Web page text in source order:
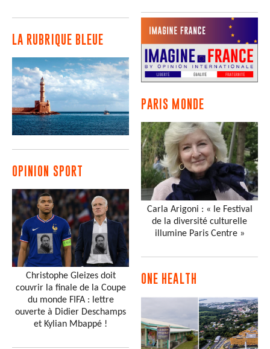
LA RUBRIQUE BLEUE
OPINION SPORT
Christophe Gleizes doit
couvrir la finale de la Coupe
du monde FIFA : lettre
ouverte à Didier Deschamps
et Kylian Mbappé !
PARIS MONDE
Carla Arigoni : « le Festival
de la diversité culturelle
illumine Paris Centre »
ONE HEALTH